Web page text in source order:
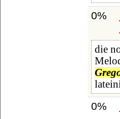
0%
die
0%